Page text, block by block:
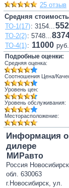
25 отзыв
Средняя
ТО-1(17): 3154...
ТО-2(2): 5748...
ТО-4(1): 11000 руб.
Подробные оценки:
Средняя оценка:
Соотношения Цена/
Уровень цен:
Уровень обслуживания:
Месторасположение:
Информация о
дилере
МИРавто
Россия
обл. 630063
г.Новосибирск, ул.